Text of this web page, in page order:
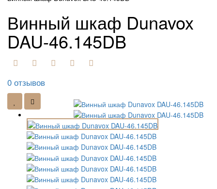
Винный шкаф Dunavox
DAU-46.145DB
0 отзывов